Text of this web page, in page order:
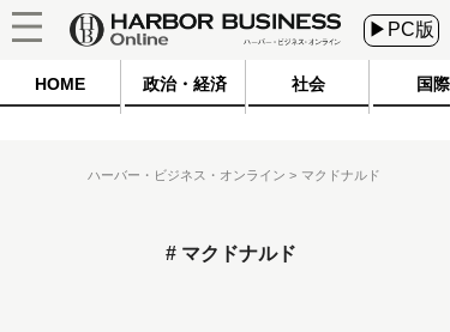
▶PC版
HOME 政治・経済 社会 国際
ハーバー・ビジネス・オンライン マクドナルド
マクドナルド